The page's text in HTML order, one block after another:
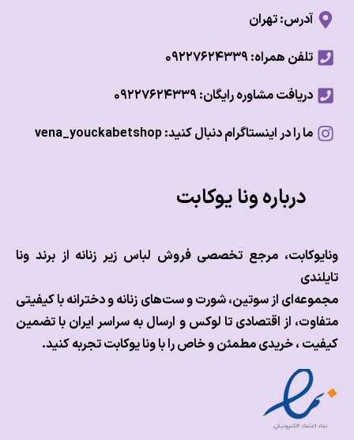
آدرس: تهران
تلفن همراه: ۰۹۲۲۷۶۲۴۳۳۹
دریافت مشاوره رایگان: ۰۹۲۲۷۶۲۴۳۳۹
ما را در اینستاگرام دنبال کنید: vena_youckabetshop
درباره ونا یوکابت
مرجع تخصصی فروش لباس زیر زنانه از برند ونا
از سوتین، شورت و ست‌های زنانه و دخترانه با کیفیتی
از اقتصادی تا لوکس وارسال به سراسر ایران با تضمین
، خریدی مطمئن و خاص را با ونا یوکابت تجربه کنید.